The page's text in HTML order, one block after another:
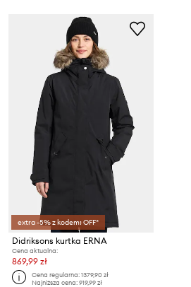
extra -5% z kodem: OFF*
Didriksons kurtka ERNA
Cena aktualna:
869,99 zł
Cena regularna:1379,90 zł
Najniższa cena:919,99 zł